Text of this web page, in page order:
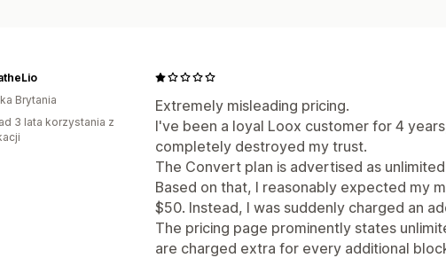
Extremely misleading pricing.
I've been a loyal Loox customer for 4
completely destroyed my trust.
The Convert plan is advertised as
Based on that, I reasonably expected my
$50. Instead, I was suddenly charged an
The pricing page prominently states
are charged extra for every additional
Brytania
3 lata korzystania z